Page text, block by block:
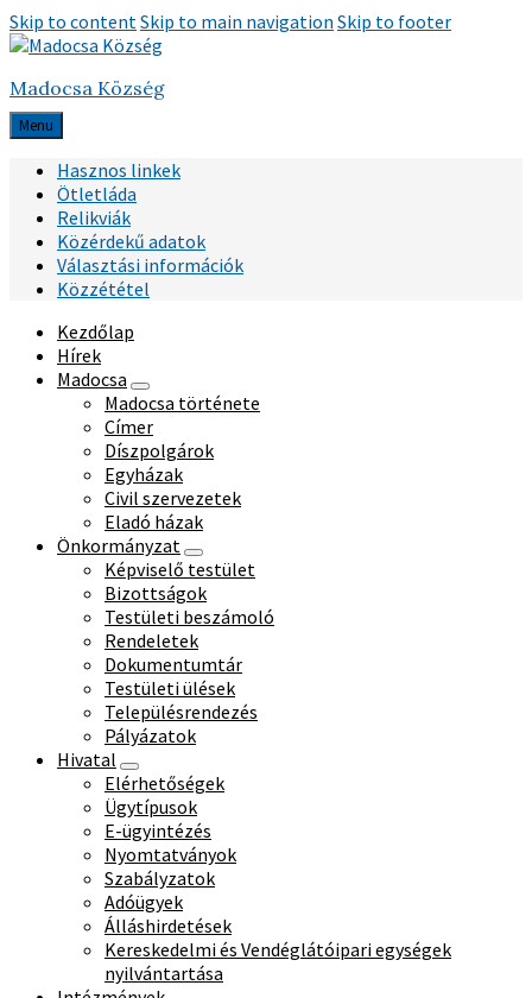
Skip to contentSkip to main navigation Skip to footer
Madocsa Község
Menu
Hasznos linkek
Ötletláda
Relikviák
Közérdekű adatok
Választási információk
Közzététel
Kezdőlap
Hírek
Madocsa
Madocsa története
Címer
Díszpolgárok
Egyházak
Civil szervezetek
Eladó házak
Önkormányzat
Képviselő testület
Bizottságok
Testületi beszámoló
Rendeletek
Dokumentumtár
Testületi ülések
Településrendezés
Pályázatok
Hivatal
Elérhetőségek
Ügytípusok
E-ügyintézés
Nyomtatványok
Szabályzatok
Adóügyek
Álláshirdetések
Kereskedelmi és Vendéglátóipari egységek
nyilvántartása